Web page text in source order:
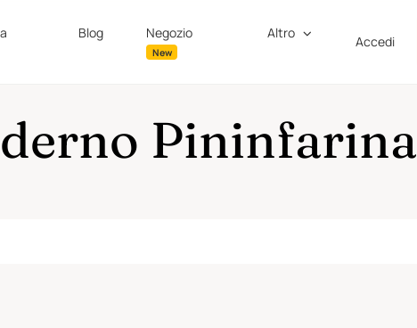
Blog Negozio
New
Altro
Accedi